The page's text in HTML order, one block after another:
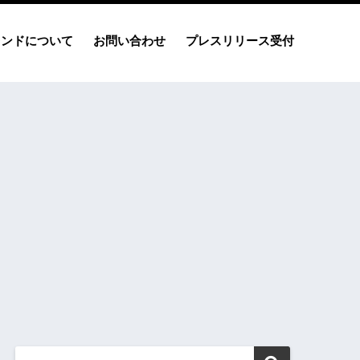
ドについて お問い合わせ プレスリリース受付